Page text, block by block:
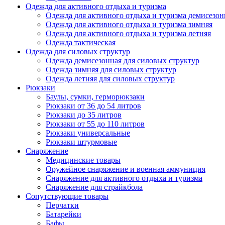
Одежда для активного отдыха и туризма
Одежда для активного отдыха и туризма
Одежда для активного отдыха и туризма зимняя
Одежда для активного отдыха и туризма летняя
Одежда тактическая
Одежда для силовых структур
Одежда демисезонная для силовых структур
Одежда зимняя для силовых структур
Одежда летняя для силовых структур
Рюкзаки
Баулы, сумки, герморюкзаки
Рюкзаки от 36 до 54 литров
Рюкзаки до 35 литров
Рюкзаки от 55 до 110 литров
Рюкзаки универсальные
Рюкзаки штурмовые
Снаряжение
Медицинские товары
Оружейное снаряжение и военная аммуниция
Снаряжение для активного отдыха и туризма
Снаряжение для страйкбола
Сопутствующие товары
Перчатки
Батарейки
Бафы